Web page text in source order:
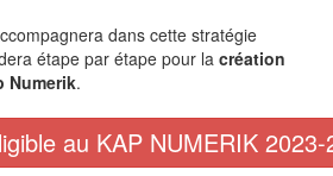
dans cette stratégie
étape par étape pour la création
Numerik.
au KAP NUMERIK